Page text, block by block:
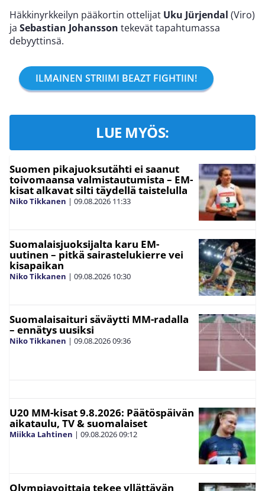
Häkkinyrkkeilyn pääkortin ottelijat Uku Jürjendal (Viro)
ja Sebastian Johansson tekevät tapahtumassa
debyyttinsä.
ILMAINEN STRIIMI BEAZT FIGHTIIN!
LUE MYÖS:
Suomen pikajuoksutähti ei saanut
toivomaansa valmistautumista – EM-
kisat alkavat silti täydellä taistelulla
Niko Tikkanen | 09.08.2026 11:33
Suomalaisjuoksijalta karu EM-
uutinen – pitkä sairastelukierre vei
kisapaikan
Niko Tikkanen | 09.08.2026 10:30
Suomalaisaituri säväytti MM-radalla
– ennätys uusiksi
Niko Tikkanen | 09.08.202609:36
U20 MM-kisat 9.8.2026: Päätöspäivän
aikataulu, TV & suomalaiset
Miikka Lahtinen | 09.08.202609:12
Olympiavoittaja tekee yllättävän